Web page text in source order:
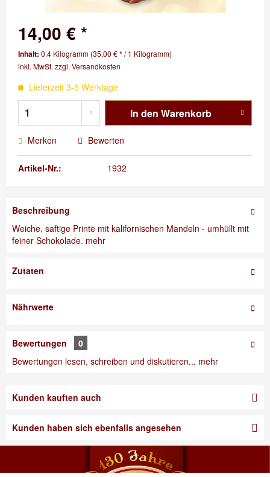
14,00 € *
Inhalt: 0.4 Kilogramm (35,00 € * / 1 Kilogramm)
inkl. MwSt. zzgl. Versandkosten
Lieferzeit 3-5 Werktage
In den Warenkorb
Merken Bewerten
Artikel-Nr.: 1932
Beschreibung
Weiche, saftige Printe mit kalifornischen Mandeln - umhüllt mit
feiner Schokolade. mehr
Zutaten
Nährwerte
Bewertungen
0
Bewertungen lesen, schreiben und diskutieren... mehr
Kunden kauften auch
Kunden haben sich ebenfalls angesehen